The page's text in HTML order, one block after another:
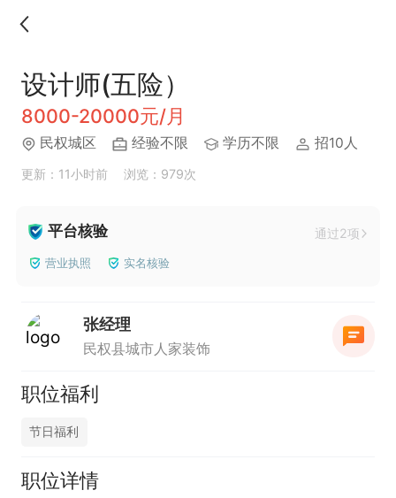
设计师(五险）
8000-20000元/月
民权城区 经验不限 学历不限 招10人
更新：11小时前 浏览：979次
平台核验 通过2项
营业执照 实名核验
张经理
民权县城市人家装饰
职位福利
节日福利
职位详情